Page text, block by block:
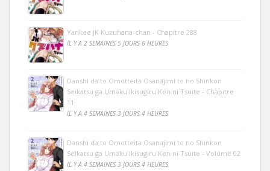
Yankee JK Kuzuhana-chan - Chapitre 288
IL Y A 2 SEMAINES 5 JOURS 6 HEURES
Danshi da to Omotteita Osanajimi to no Shinkon
Seikatsu ga Umaku Ikisugiru Ken ni Tsuite - Chapitre
11
IL Y A 4 SEMAINES 3 JOURS 4 HEURES
Danshi da to Omotteita Osanajimi to no Shinkon
Seikatsu ga Umaku Ikisugiru Ken ni Tsuite - Volume 02
IL Y A 4 SEMAINES 3 JOURS 4 HEURES